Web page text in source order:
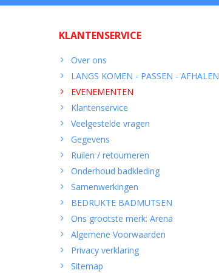
KLANTENSERVICE
Over ons
LANGS KOMEN - PASSEN - AFHALEN
EVENEMENTEN
Klantenservice
Veelgestelde vragen
Gegevens
Ruilen / retourneren
Onderhoud badkleding
Samenwerkingen
BEDRUKTE BADMUTSEN
Ons grootste merk: Arena
Algemene Voorwaarden
Privacy verklaring
Sitemap